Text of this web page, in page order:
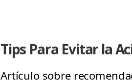
Tips Para Evitar la
Artículo sobre